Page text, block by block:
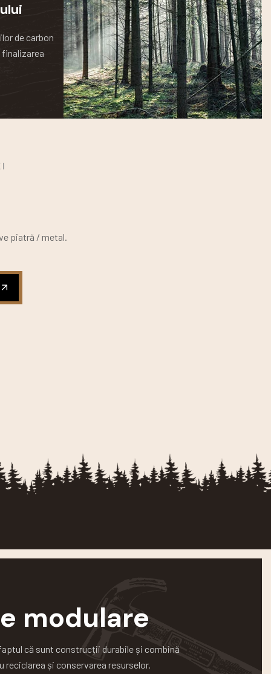
de carbon
piatră / metal.
modulare
că sunt construcții durabile și combină
și conservarea resurselor.